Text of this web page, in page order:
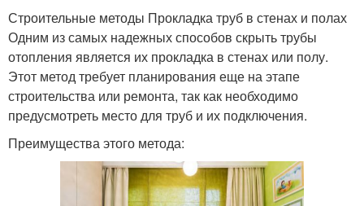
Строительные методы Прокладка труб в стенах и полах
Одним из самых надежных способов скрыть трубы
отопления является их прокладка в стенах или полу.
Этот метод требует планирования еще на этапе
строительства или ремонта, так как необходимо
предусмотреть место для труб и их подключения.
Преимущества этого метода: